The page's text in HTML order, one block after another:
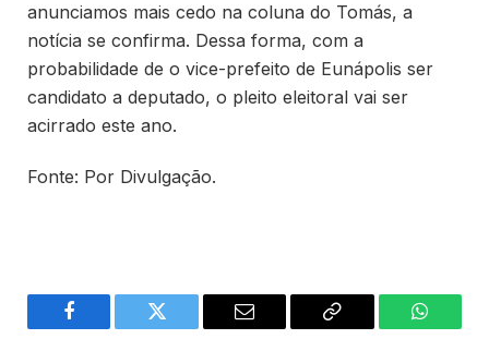
anunciamos mais cedo na coluna do Tomás, a
notícia se confirma. Dessa forma, com a
probabilidade de o vice-prefeito de Eunápolis ser
candidato a deputado, o pleito eleitoral vai ser
acirrado este ano.
Fonte: Por Divulgação.
Facebook Twitter Email
Copy